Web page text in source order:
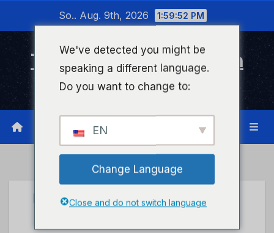
wechseln
So.. Aug. 9th, 2026 1:59:52 PM
Timeline Bad Kreuznach
Infonetzwerk für Bad Kreuznach
UNCATEGORIZED
POL-PDWIL:
We've detected you might be
speaking a different language.
Do you want to change to:
EN
Change Language
Close and do not switch language